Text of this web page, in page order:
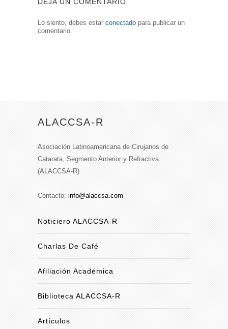
DEJA UN COMENTARIO
Lo siento, debes estar conectado para publicar un
comentario.
ALACCSA-R
Asociación Latinoamericana de Cirujanos de
Catarata, Segmento Anterior y Refractiva
(ALACCSA-R)
Contacto: info@alaccsa.com
Noticiero ALACCSA-R
Charlas De Café
Afiliación Académica
Biblioteca ALACCSA-R
Artículos